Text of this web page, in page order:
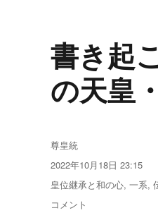
書き起
の天皇
投
稿
尊皇統
投
稿
日:
2022年10月18日 23:15
カ
テ
皇位継承と和の心, 一系,
書
コメント